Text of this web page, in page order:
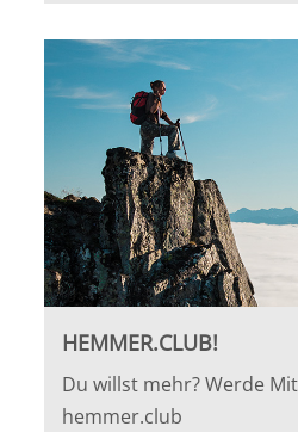
HEMMER.CLUB!
Du willst mehr? Werde
hemmer.club